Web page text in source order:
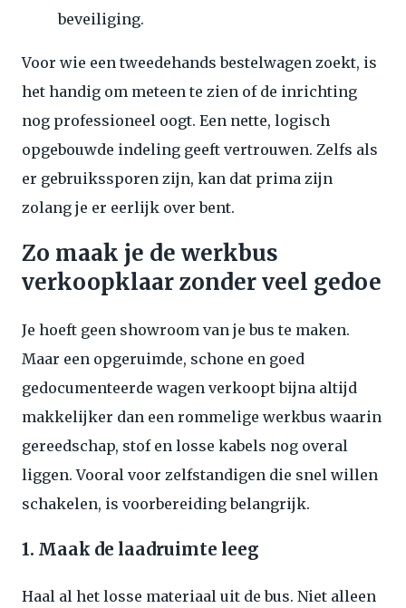
beveiliging.
Voor wie een tweedehands bestelwagen zoekt, is
het handig om meteen te zien of de inrichting
nog professioneel oogt. Een nette, logisch
opgebouwde indeling geeft vertrouwen. Zelfs als
er gebruikssporen zijn, kan dat prima zijn
zolang je er eerlijk over bent.
Zo maak je de werkbus
verkoopklaar zonder veel gedoe
Je hoeft geen showroom van je bus te maken.
Maar een opgeruimde, schone en goed
gedocumenteerde wagen verkoopt bijna altijd
makkelijker dan een rommelige werkbus waarin
gereedschap, stof en losse kabels nog overal
liggen. Vooral voor zelfstandigen die snel willen
schakelen, is voorbereiding belangrijk.
1. Maak de laadruimte leeg
Haal al het losse materiaal uit de bus. Niet alleen